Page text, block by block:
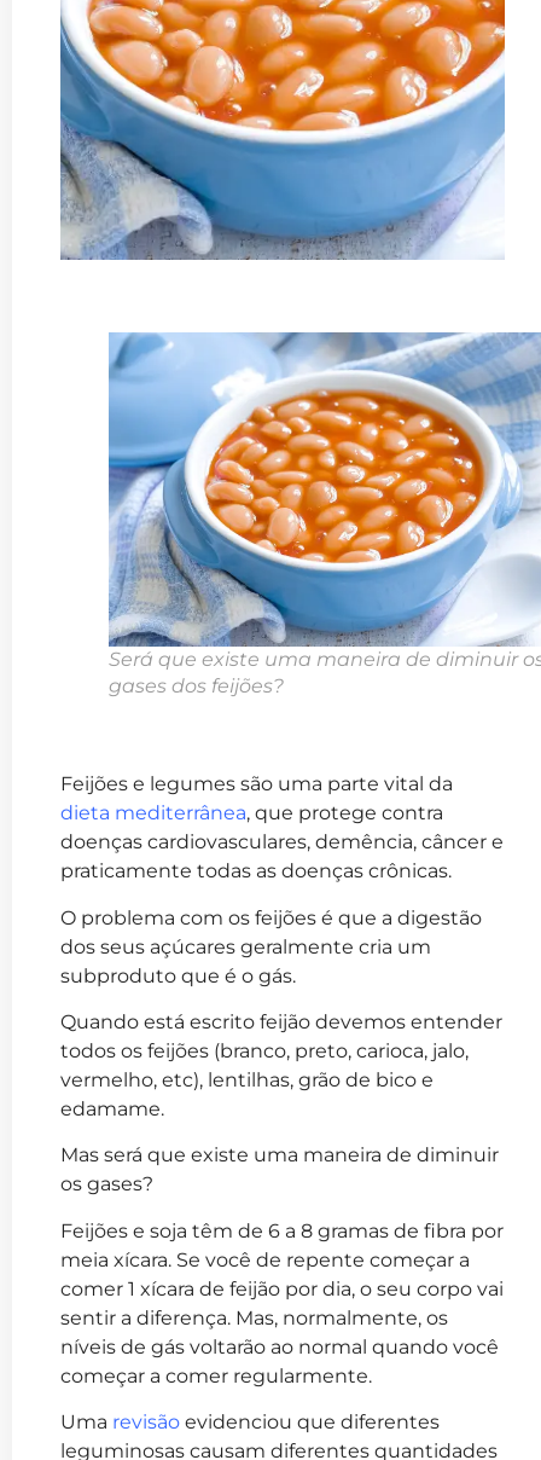
Será que existe uma maneira de diminuir
gases dos feijões?
Feijões e legumes são uma parte vital da
dieta mediterrânea, que protege contra
doenças cardiovasculares, demência, câncer e
praticamente todas as doenças crônicas.
O problema com os feijões é que a digestão
dos seus açúcares geralmente cria um
subproduto que é o gás.
Quando está escrito feijão devemos entender
todos os feijões (branco, preto, carioca, jalo,
vermelho, etc), lentilhas, grão de bico e
edamame.
Mas será que existe uma maneira de diminuir
os gases?
Feijões e soja têm de 6 a 8 gramas de fibra por
meia xícara. Se você de repente começar a
comer 1 xícara de feijão por dia, o seu corpo vai
sentir a diferença. Mas, normalmente, os
níveis de gás voltarão ao normal quando você
começar a comer regularmente.
Uma revisão evidenciou que diferentes
leguminosas causam diferentes quantidades